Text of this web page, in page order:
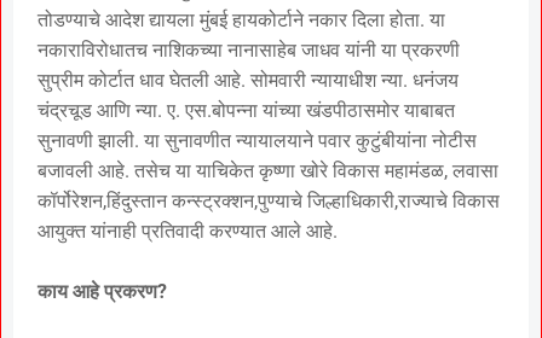
तोडण्याचे आदेश द्यायला मुंबई हायकोर्टाने नकार दिला होता. या
नकाराविरोधातच नाशिकच्या नानासाहेब जाधव यांनी या प्रकरणी
सुप्रीम कोर्टात धाव घेतली आहे. सोमवारी न्यायाधीश न्या. धनंजय
चंद्रचूड आणि न्या. ए. एस.बोपन्ना यांच्या खंडपीठासमोर याबाबत
सुनावणी झाली. या सुनावणीत न्यायालयाने पवार कुटुंबीयांना नोटीस
बजावली आहे. तसेच या याचिकेत कृष्णा खोरे विकास महामंडळ, लवासा
कॉर्पोरेशन,हिंदुस्तान कन्स्ट्रक्शन,पुण्याचे जिल्हाधिकारी,राज्याचे विकास
आयुक्त यांनाही प्रतिवादी करण्यात आले आहे.
काय आहे प्रकरण?